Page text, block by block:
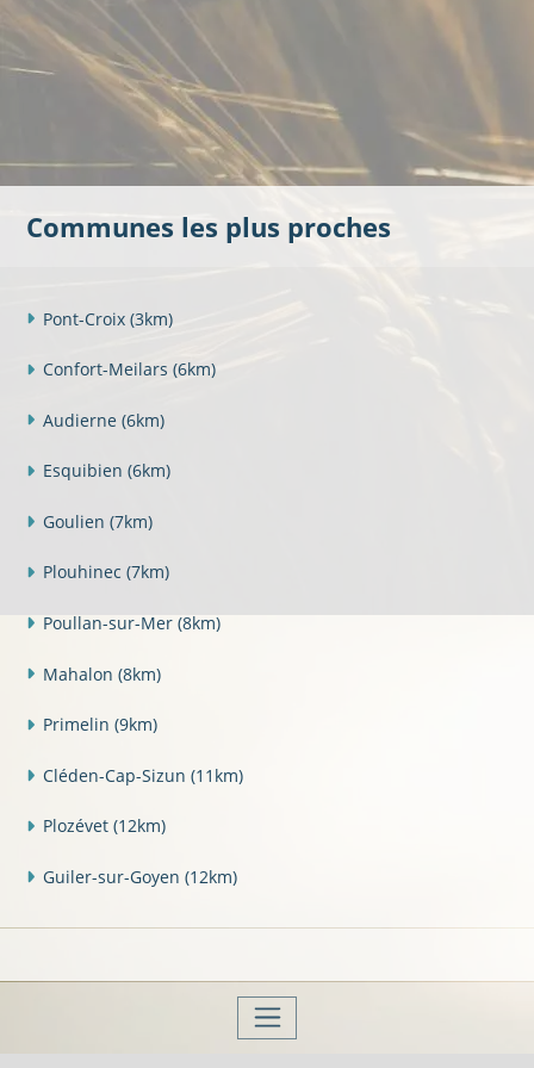
Communes les plus proches
Pont-Croix (3km)
Confort-Meilars (6km)
Audierne (6km)
Esquibien (6km)
Goulien (7km)
Plouhinec (7km)
Poullan-sur-Mer (8km)
Mahalon (8km)
Primelin (9km)
Cléden-Cap-Sizun (11km)
Plozévet (12km)
Guiler-sur-Goyen (12km)